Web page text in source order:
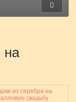
на
из серебра на
свадьбу